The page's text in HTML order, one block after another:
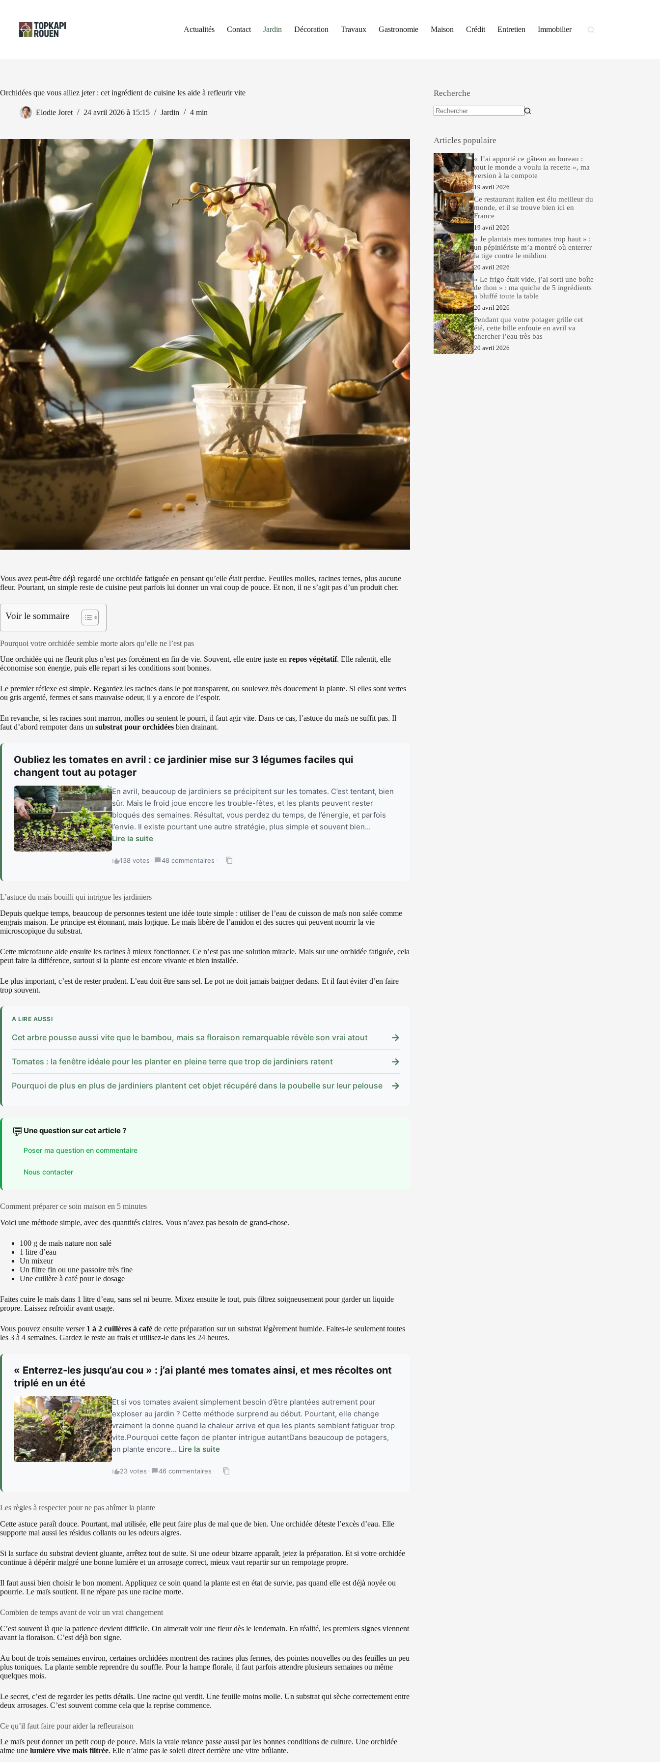
contenu
Actualités
Contact Jardin Décoration Travaux Gastronomie Maison Crédit Entretien Immobilier
Orchidées que vous alliez jeter : cet ingrédient de cuisine les aide à refleurir vite
Elodie Joret 24 avril 2026 à 15:15 Jardin 4 min
Vous avez peut-être déjà regardé une orchidée fatiguée en pensant qu’elle était perdue. Feuilles molles, racines ternes, plus aucune
fleur. Pourtant, un simple reste de cuisine peut parfois lui donner un vrai coup de pouce. Et non, il ne s’agit pas d’un produit cher.
Voir le sommaire
Pourquoi votre orchidée semble morte alors qu’elle ne l’est pas
Une orchidée qui ne fleurit plus n’est pas forcément en fin de vie. Souvent, elle entre juste en repos végétatif. Elle ralentit, elle
économise son énergie, puis elle repart si les conditions sont bonnes.
Le premier réflexe est simple. Regardez les racines dans le pot transparent, ou soulevez très doucement la plante. Si elles sont vertes
ou gris argenté, fermes et sans mauvaise odeur, il y a encore de l’espoir.
En revanche, si les racines sont marron, molles ou sentent le pourri, il faut agir vite. Dans ce cas, l’astuce du maïs ne suffit pas. Il
faut d’abord rempoter dans un substrat pour orchidées bien drainant.
Oubliez les tomates en avril : ce jardinier mise sur 3 légumes faciles qui
changent tout au potager
En avril, beaucoup de jardiniers se précipitent sur les tomates. C’est tentant, bien
sûr. Mais le froid joue encore les trouble-fêtes, et les plants peuvent rester
bloqués des semaines. Résultat, vous perdez du temps, de l’énergie, et parfois
l’envie. Il existe pourtant une autre stratégie, plus simple et souvent bien...
Lire la suite
138 votes · 48 commentaires ·
L’astuce du maïs bouilli qui intrigue les jardiniers
Depuis quelque temps, beaucoup de personnes testent une idée toute simple : utiliser de l’eau de cuisson de maïs non salée comme
engrais maison. Le principe est étonnant, mais logique. Le maïs libère de l’amidon et des sucres qui peuvent nourrir la vie
microscopique du substrat.
Cette microfaune aide ensuite les racines à mieux fonctionner. Ce n’est pas une solution miracle. Mais sur une orchidée fatiguée, cela
peut faire la différence, surtout si la plante est encore vivante et bien installée.
Le plus important, c’est de rester prudent. L’eau doit être sans sel. Le pot ne doit jamais baigner dedans. Et il faut éviter d’en faire
trop souvent.
A LIRE AUSSI
Cet arbre pousse aussi vite que le bambou, mais sa floraison remarquable révèle son vrai atout →
Tomates : la fenêtre idéale pour les planter en pleine terre que trop de jardiniers ratent →
Pourquoi de plus en plus de jardiniers plantent cet objet récupéré dans la poubelle sur leur pelouse →
💬 Une question sur cet article ?
Poser ma question en commentaire
Nous contacter
Comment préparer ce soin maison en 5 minutes
Voici une méthode simple, avec des quantités claires. Vous n’avez pas besoin de grand-chose.
100 g de maïs nature non salé
1 litre d’eau
Un mixeur
Un filtre fin ou une passoire très fine
Une cuillère à café pour le dosage
Faites cuire le maïs dans 1 litre d’eau, sans sel ni beurre. Mixez ensuite le tout, puis filtrez soigneusement pour garder un liquide
propre. Laissez refroidir avant usage.
Vous pouvez ensuite verser 1 à 2 cuillères à café de cette préparation sur un substrat légèrement humide. Faites-le seulement toutes
les 3 à 4 semaines. Gardez le reste au frais et utilisez-le dans les 24 heures.
« Enterrez-les jusqu’au cou » : j’ai planté mes tomates ainsi, et mes récoltes ont
triplé en un été
Et si vos tomates avaient simplement besoin d’être plantées autrement pour
exploser au jardin ? Cette méthode surprend au début. Pourtant, elle change
vraiment la donne quand la chaleur arrive et que les plants semblent fatiguer trop
vite.Pourquoi cette façon de planter intrigue autantDans beaucoup de potagers,
on plante encore... Lire la suite
23 votes · 46 commentaires ·
Les règles à respecter pour ne pas abîmer la plante
Cette astuce paraît douce. Pourtant, mal utilisée, elle peut faire plus de mal que de bien. Une orchidée déteste l’excès d’eau. Elle
supporte mal aussi les résidus collants ou les odeurs aigres.
Si la surface du substrat devient gluante, arrêtez tout de suite. Si une odeur bizarre apparaît, jetez la préparation. Et si votre orchidée
continue à dépérir malgré une bonne lumière et un arrosage correct, mieux vaut repartir sur un rempotage propre.
Il faut aussi bien choisir le bon moment. Appliquez ce soin quand la plante est en état de survie, pas quand elle est déjà noyée ou
pourrie. Le maïs soutient. Il ne répare pas une racine morte.
Combien de temps avant de voir un vrai changement
C’est souvent là que la patience devient difficile. On aimerait voir une fleur dès le lendemain. En réalité, les premiers signes viennent
avant la floraison. C’est déjà bon signe.
Au bout de trois semaines environ, certaines orchidées montrent des racines plus fermes, des pointes nouvelles ou des feuilles un peu
plus toniques. La plante semble reprendre du souffle. Pour la hampe florale, il faut parfois attendre plusieurs semaines ou même
quelques mois.
Le secret, c’est de regarder les petits détails. Une racine qui verdit. Une feuille moins molle. Un substrat qui sèche correctement entre
deux arrosages. C’est souvent comme cela que la reprise commence.
Ce qu’il faut faire pour aider la refleuraison
Le maïs peut donner un petit coup de pouce. Mais la vraie relance passe aussi par les bonnes conditions de culture. Une orchidée
aime une lumière vive mais filtrée. Elle n’aime pas le soleil direct derrière une vitre brûlante.
Recherche
Articles populaire
« J’ai apporté ce gâteau au bureau :
tout le monde a voulu la recette », ma
version à la compote
19 avril 2026
Ce restaurant italien est élu meilleur du
monde, et il se trouve bien ici en
France
19 avril 2026
« Je plantais mes tomates trop haut » :
un pépiniériste m’a montré où enterrer
la tige contre le mildiou
20 avril 2026
« Le frigo était vide, j’ai sorti une boîte
de thon » : ma quiche de 5 ingrédients
a bluffé toute la table
20 avril 2026
Pendant que votre potager grille cet
été, cette bille enfouie en avril va
chercher l’eau très bas
20 avril 2026